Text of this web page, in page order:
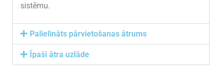
sistēmu.
Palielināts pārvietošanas ātrums
Īpaši ātra uzlāde